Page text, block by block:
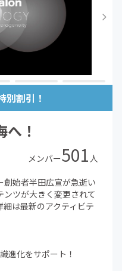
別割引！
！
メンバー501 人
始者半田広宣が急逝い
ツが大きく変更されて
は最新のアクティビテ
進化をサポート！